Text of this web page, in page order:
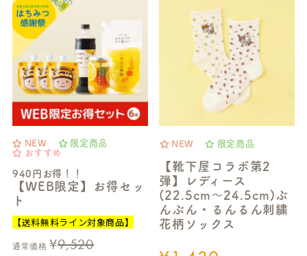
NEW
限定商品
おすすめ
940円お得！！
【WEB限定】お得セッ
ト
【送料無料ライン対象商品】
通常価格 ¥9,520
NEW 限定商品
【靴下屋コラボ第2
弾】レディース
(22.5cm～24.5cm)ぶ
んぶん・るんるん刺繍
花柄ソックス